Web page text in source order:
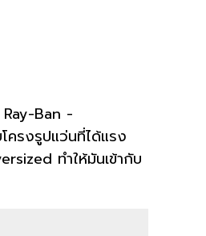
Ban -
ครงรูปแว่นที่ได้แรง
ทำให้มันเข้ากับ